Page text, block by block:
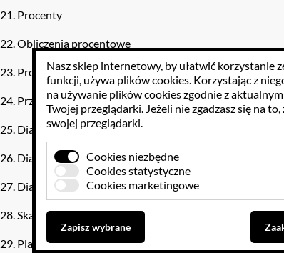
21. Procenty
22. Obliczenia procentowe
23. Prostokątny układ współrzędnych
24. Przyporządkowania
25. Diagram obrazkowy
26. Diagram słupkowy
27. Diagram prostokątny i kołowy
28. Skala
29. Plan
Nasz sklep internetowy, by ułatwić korzystanie
funkcji, używa plików cookies. Korzystając z
na używanie plików cookies zgodnie z
Twojej przeglądarki. Jeżeli nie zgadzasz się na
swojej przeglądarki.
Cookies niezbędne
Cookies statystyczne
Cookies marketingowe
Zapisz wybrane